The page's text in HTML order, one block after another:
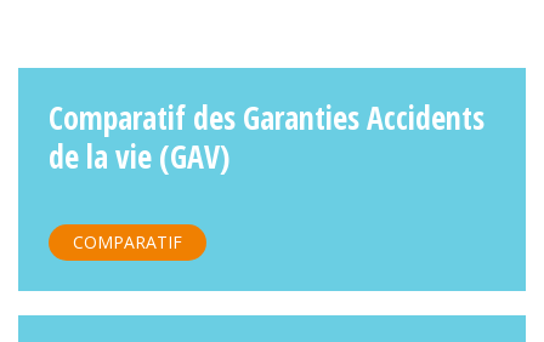
Comparatif des Garanties Accidents
de la vie (GAV)
COMPARATIF